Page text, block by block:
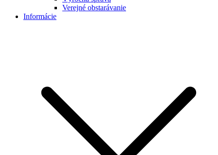
Verejné obstarávanie
Informácie